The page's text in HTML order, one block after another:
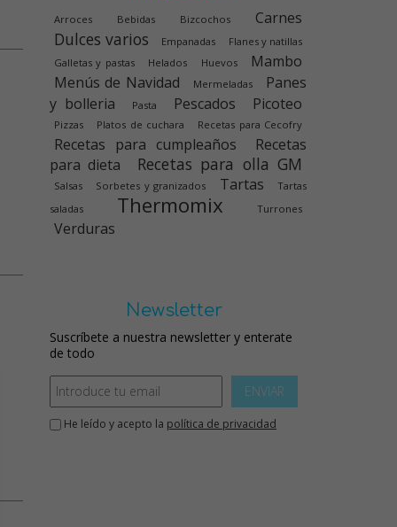
Arroces Bebidas Bizcochos Carnes
Dulces varios Empanadas
Flanes y natillas
Galletas y pastas
Helados Huevos
Mambo
Menús de Navidad
Mermeladas
Panes
y bolleria
Pasta Pescados Picoteo
Pizzas Platos de cuchara Recetas para Cecofry
Recetas para cumpleaños
Recetas
para dieta
Recetas para olla GM
Salsas Sorbetes y granizados Tartas
Tartas
saladas
Thermomix Turrones
Verduras
Newsletter
Suscríbete a nuestra newsletter y enterate
de todo
ENVIAR
He leído y acepto la política de privacidad